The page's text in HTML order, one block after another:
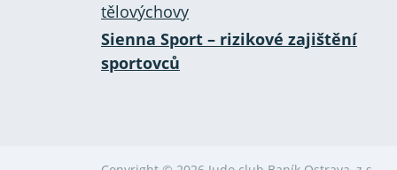
tělovýchovy
Sienna Sport – rizikové zajištění
sportovců